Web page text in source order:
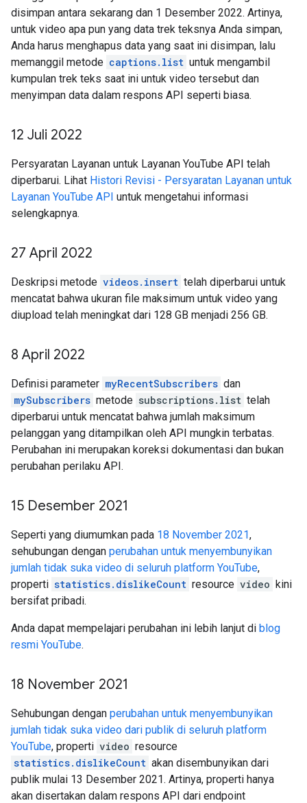
disimpan antara sekarang dan 1 Desember 2022. Artinya,
untuk video apa pun yang data trek teksnya Anda simpan,
Anda harus menghapus data yang saat ini disimpan, lalu
memanggil metode captions.list untuk mengambil
kumpulan trek teks saat ini untuk video tersebut dan
menyimpan data dalam respons API seperti biasa.
12 Juli 2022
Persyaratan Layanan untuk Layanan YouTube API telah
diperbarui. Lihat Histori Revisi - Persyaratan Layanan untuk
Layanan YouTube API untuk mengetahui informasi
selengkapnya.
27 April 2022
Deskripsi metode videos.insert telah diperbarui untuk
mencatat bahwa ukuran file maksimum untuk video yang
diupload telah meningkat dari 128 GB menjadi 256 GB.
8 April 2022
Definisi parameter myRecentSubscribers dan
mySubscribers metode subscriptions.list telah
diperbarui untuk mencatat bahwa jumlah maksimum
pelanggan yang ditampilkan oleh API mungkin terbatas.
Perubahan ini merupakan koreksi dokumentasi dan bukan
perubahan perilaku API.
15 Desember 2021
Seperti yang diumumkan pada 18 November 2021,
sehubungan dengan perubahan untuk menyembunyikan
jumlah tidak suka video di seluruh platform YouTube,
properti statistics.dislikeCount resource video kini
bersifat pribadi.
Anda dapat mempelajari perubahan ini lebih lanjut di blog
resmi YouTube.
18 November 2021
Sehubungan dengan perubahan untuk menyembunyikan
jumlah tidak suka video dari publik di seluruh platform
YouTube, properti video resource
statistics.dislikeCount akan disembunyikan dari
publik mulai 13 Desember 2021. Artinya, properti hanya
akan disertakan dalam respons API dari endpoint